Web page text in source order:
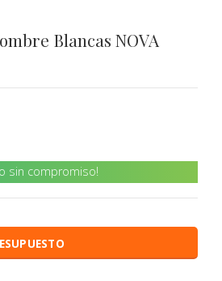
Blancas NOVA
sin compromiso!